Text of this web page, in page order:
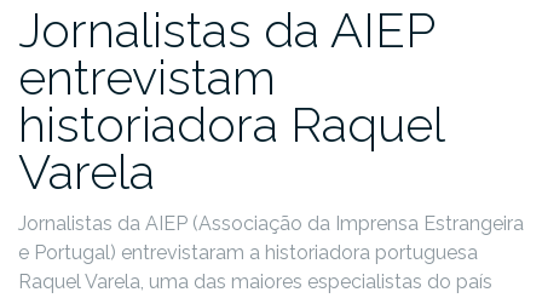
Jornalistas da AIEP
entrevistam
historiadora Raquel
Varela
Jornalistas da AIEP (Associação da Imprensa Estrangeira
e Portugal) entrevistaram a historiadora portuguesa
Raquel Varela, uma das maiores especialistas do país